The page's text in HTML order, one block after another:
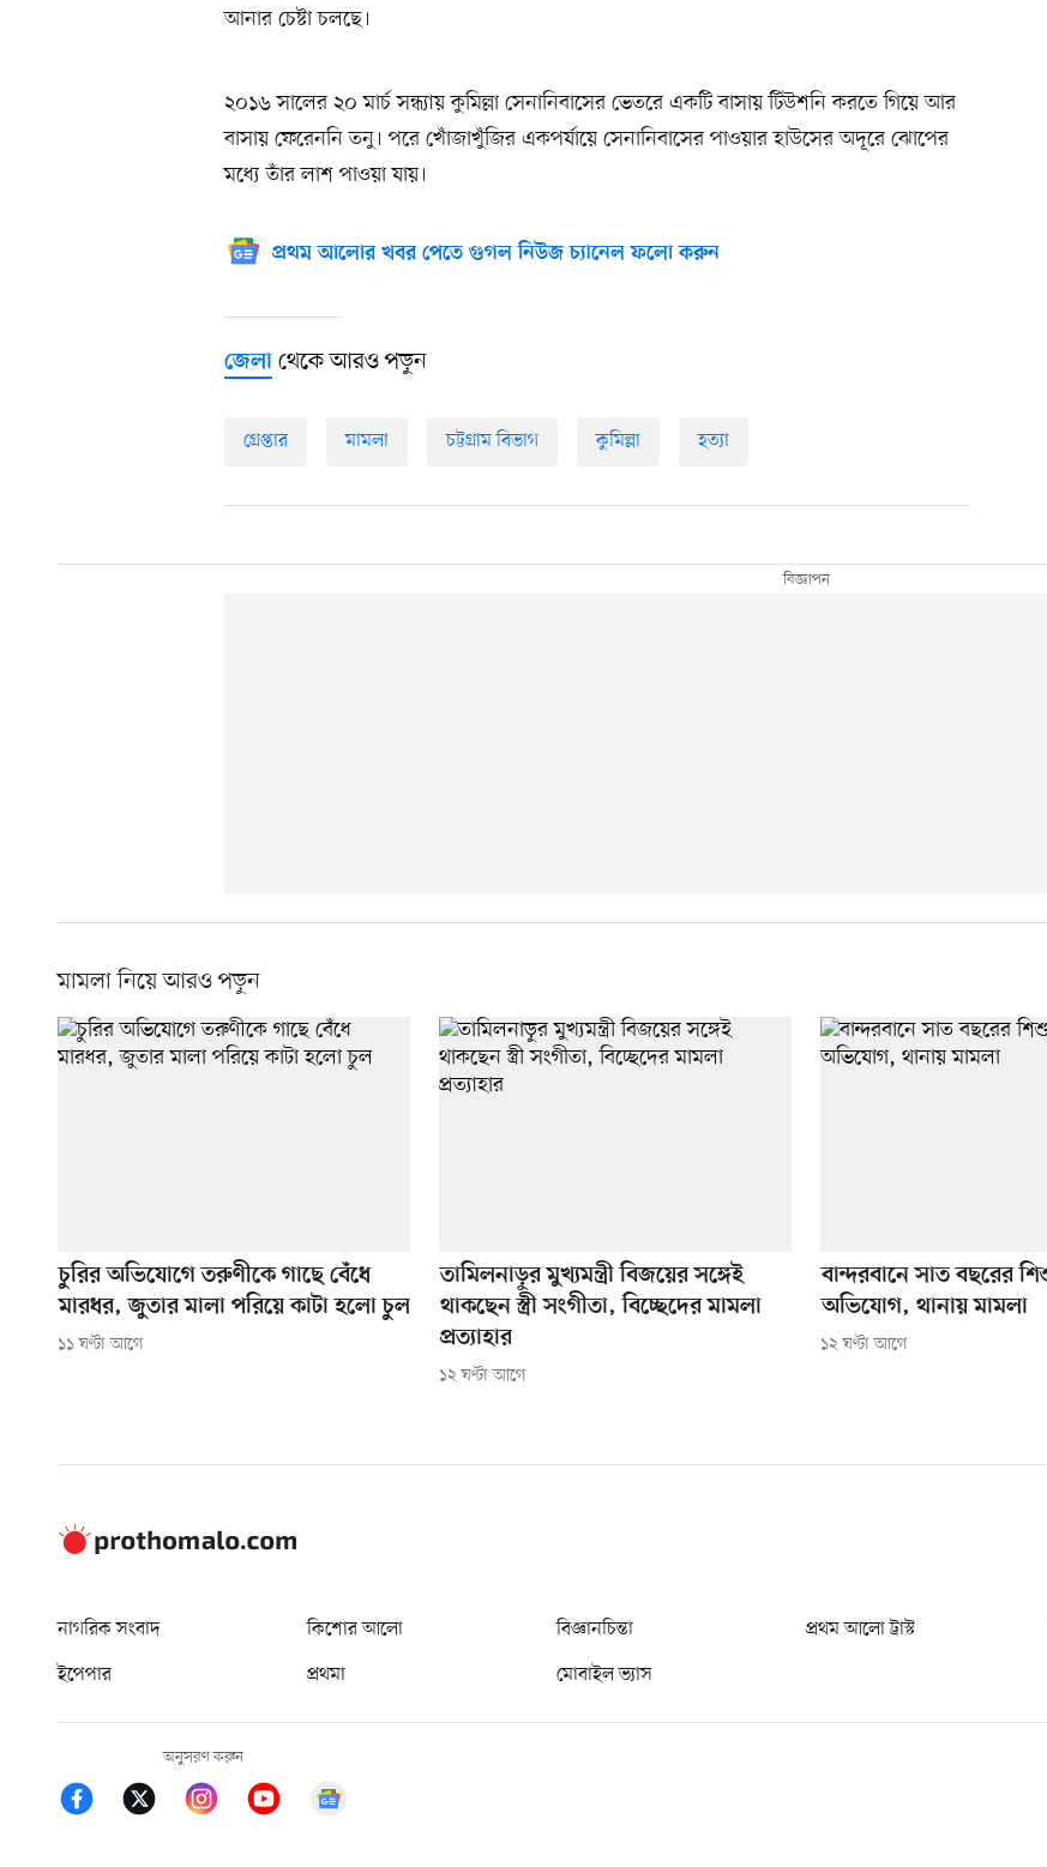
আনার চেষ্টা চলছে।
২০১৬ সালের ২০ মার্চ সন্ধ্যায় কুমিল্লা সেনানিবাসের ভেতরে একটি বাসায় টিউশনি করতে গিয়ে আর
বাসায় ফেরেননি তনু। পরে খোঁজাখুঁজির একপর্যায়ে সেনানিবাসের পাওয়ার হাউসের অদূরে ঝোপের
মধ্যে তাঁর লাশ পাওয়া যায়।
প্রথম আলোর খবর পেতে গুগল নিউজ চ্যানেল ফলো করুন
জেলা থেকে আরও পড়ুন
গ্রেপ্তার মামলা চট্টগ্রাম বিভাগ কুমিল্লা হত্যা
মামলা নিয়ে আরও পড়ুন
চুরির অভিযোগে তরুণীকে গাছে বেঁধে
মারধর, জুতার মালা পরিয়ে কাটা হলো চুল
১১ ঘণ্টা আগে
তামিলনাড়ুর মুখ্যমন্ত্রী বিজয়ের সঙ্গেই
থাকছেন স্ত্রী সংগীতা, বিচ্ছেদের মামলা
প্রত্যাহার
১২ ঘণ্টা আগে
বান্দরবানে সাত বছরের
অভিযোগ, থানায় মামলা
১২ ঘণ্টা আগে
নাগরিক সংবাদ কিশোর আলো বিজ্ঞানচিন্তা প্রথম আলো ট্রাস্ট
ইপেপার
প্রথমা মোবাইল ভ্যাস
অনুসরণ করুন